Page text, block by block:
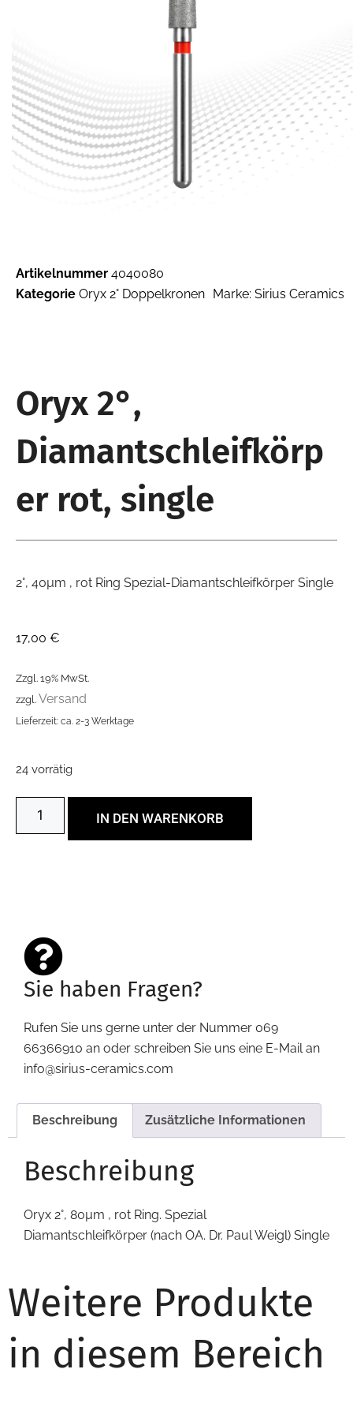
Artikelnummer 4040080
Kategorie Oryx 2° Doppelkronen Marke: Sirius Ceramics
Oryx 2°,
Diamantschleifkörp
er rot, single
2°, 40µm , rot Ring Spezial-Diamantschleifkörper Single
17,00 €
Zzgl. 19% MwSt.
zzgl. Versand
Lieferzeit: ca. 2-3 Werktage
24 vorrätig
IN DEN WARENKORB
Sie haben Fragen?
Rufen Sie uns gerne unter der Nummer 069
66366910 an oder schreiben Sie uns eine E-Mail an
info@sirius-ceramics.com
Beschreibung Zusätzliche Informationen
Beschreibung
Oryx 2°, 80µm , rot Ring. Spezial
Diamantschleifkörper (nach OA. Dr. Paul Weigl) Single
Weitere Produkte
in diesem Bereich